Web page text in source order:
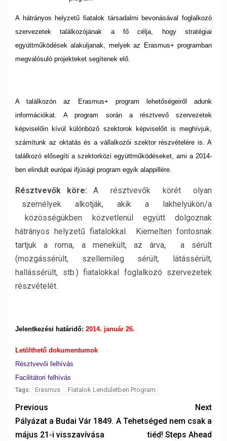
A hátrányos helyzetű fiatalok társadalmi bevonásával foglalkozó
szervezetek találkozójának a fő célja, hogy stratégiai
együttműködések alakuljanak, melyek az Erasmus+ programban
megvalósuló projekteket segítenek elő.
A találkozón az Erasmus+ program lehetőségeiről adunk
információkat. A program során a résztvevő szervezetek
képviselőin kívül különböző szektorok képviselőit is meghívjuk,
számítunk az oktatás és a vállalkozói szektor részvételére is. A
találkozó elősegíti a szektorközi együttműködéseket, ami a 2014-
ben elindult európai ifjúsági program egyik alappillére.
Résztvevők köre: A résztvevők körét olyan
személyek alkotják, akik a lakhelyükön/a
közösségükben közvetlenül együtt dolgoznak
hátrányos helyzetű fiatalokkal. Kiemelten fontosnak
tartjuk a roma, a menekült, az árva, a sérült
(mozgássérült, szellemileg sérült, látássérült,
hallássérült, stb.) fiatalokkal foglalkozó szervezetek
részvételét.
Jelentkezési határidő: 2014. január 26.
Letölthető dokumentumok
Résztvevői felhívás
Facilitátori felhívás
Tags: Erasmus Fiatalok Lendületben Program
Previous
Pályázat a Budai Vár 1849.
május 21-i visszavívása
Next
A Tehetséged nem csak a
tiéd! Steps Ahead